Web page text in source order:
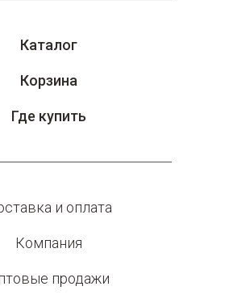
Каталог
Корзина
Где купить
и оплата
Компания
продажи